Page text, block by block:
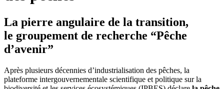
La pierre angulaire de la transition,
le groupement de recherche “Pêche
d’avenir”
Après plusieurs décennies d’industrialisation des pêches, la
plateforme intergouvernementale scientifique et politique sur la